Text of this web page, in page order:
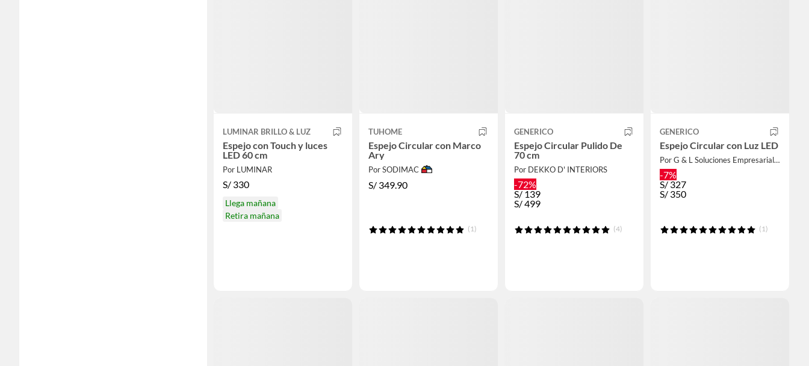
LUMINAR BRILLO & LUZ
Espejo con Touch y luces
LED 60 cm
Por LUMINAR
S/ 330
Llega mañana
Retira mañana
TUHOME
Espejo Circular con Marco
Ary
Por SODIMAC
S/ 349.90
(1)
GENERICO
Espejo Circular Pulido De
70 cm
Por DEKKO D' INTERIORS
-72%
S/139
S/499
(4)
GENERICO
Espejo Circular con Luz LED
Por G & L Soluciones Empresariales
-7%
S/327
S/ 350
(1)